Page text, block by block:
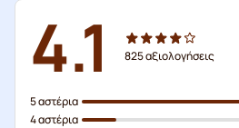
4.1 825αξιολογήσεις
5 αστέρια
4 αστέρια